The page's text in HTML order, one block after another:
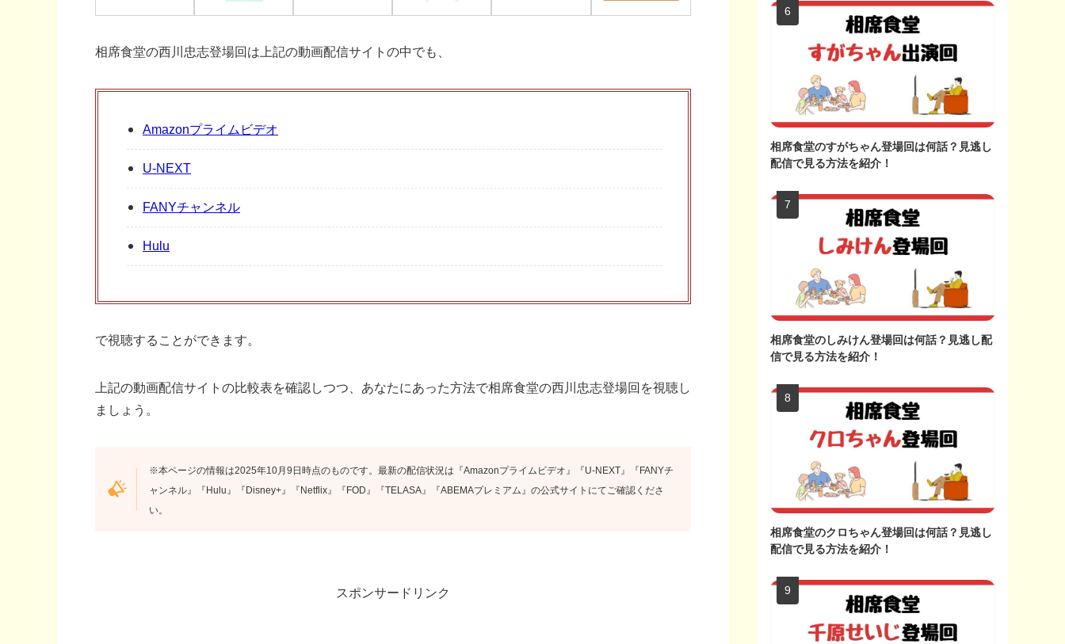
相席食堂の西川忠志登場回は上記の動画配信サイトの中でも、
Amazonプライムビデオ
U-NEXT
FANYチャンネル
Hulu
で視聴することができます。
上記の動画配信サイトの比較表を確認しつつ、あなたにあった方法で相席食堂の西川忠志登場回を視聴し
ましょう。
※本ページの情報は2025年10月9日時点のものです。最新の配信状況は『Amazonプライムビデオ』『U-NEXT』『FANYチ
ャンネル』『Hulu』『Disney+』『Netflix』『FOD』『TELASA』『ABEMAプレミアム』の公式サイトにてご確認くださ
い。
スポンサードリンク
相席食堂のすがちゃん登場回は何話？見逃し
配信で見る方法を紹介！
相席食堂のしみけん登場回は何話？見逃し配
信で見る方法を紹介！
相席食堂のクロちゃん登場回は何話？見逃し
配信で見る方法を紹介！